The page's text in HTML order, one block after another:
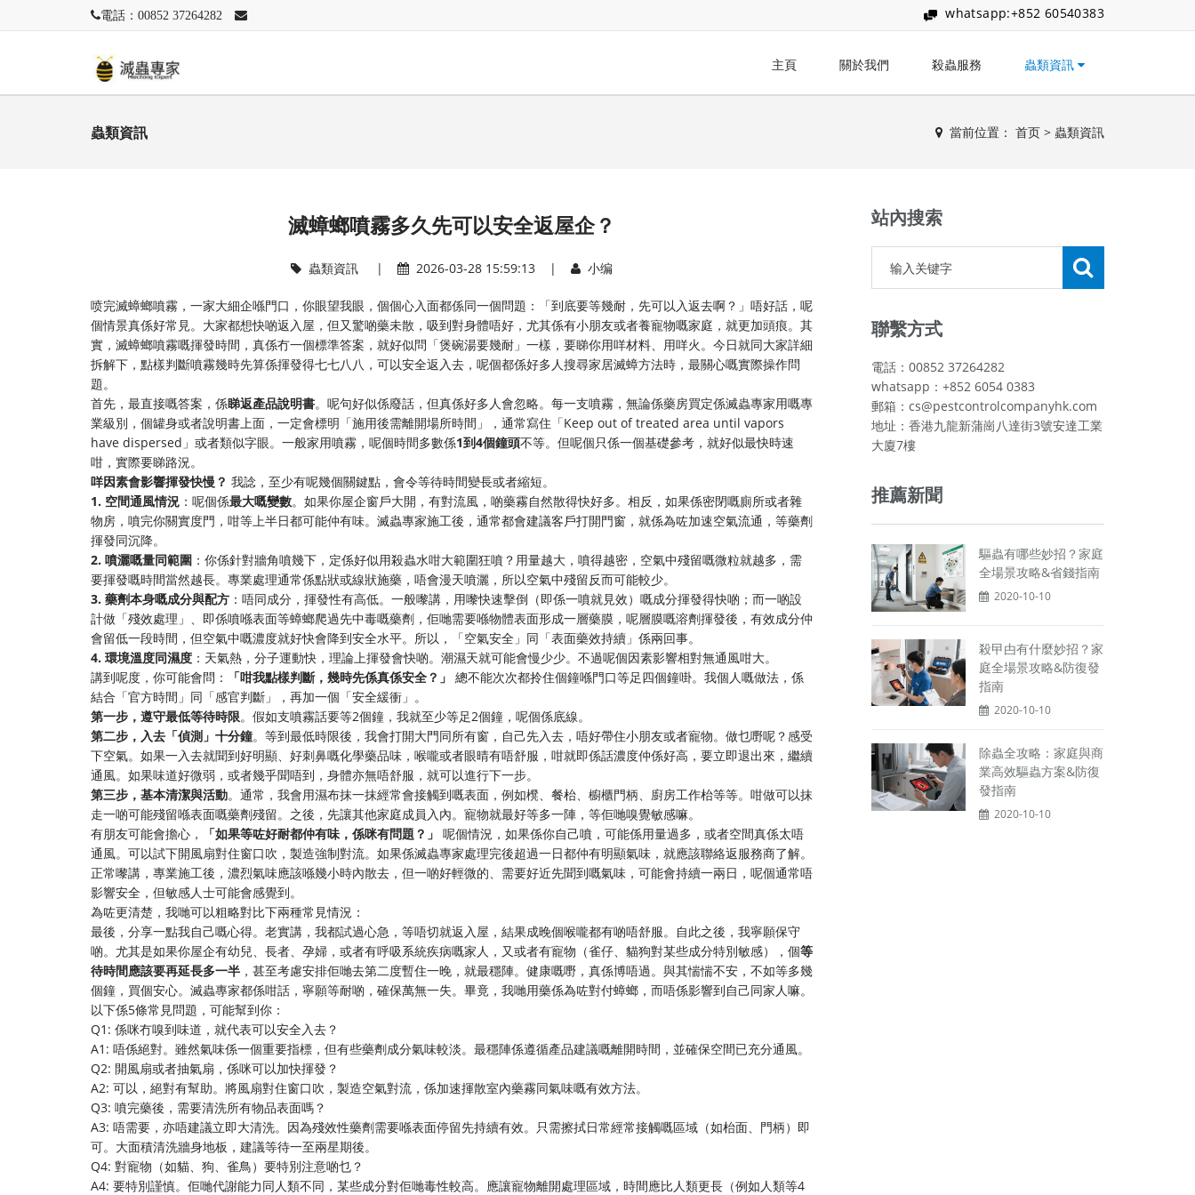
電話：00852 37264282 whatsapp:+852 60540383
主頁 關於我們 殺蟲服務 蟲類資訊
蟲類資訊 當前位置： 首页 > 蟲類資訊
滅蟑螂噴霧多久先可以安全返屋企？
蟲類資訊 | 2026-03-28 15:59:13 | 小编
喷完滅蟑螂噴霧，一家大細企喺門口，你眼望我眼，個個心入面都係同一個問題：「到底要等幾耐，先可以入返去啊？」唔好話，呢
個情景真係好常見。大家都想快啲返入屋，但又驚啲藥未散，吸到對身體唔好，尤其係有小朋友或者養寵物嘅家庭，就更加頭痕。其
實，滅蟑螂噴霧嘅揮發時間，真係冇一個標準答案，就好似問「煲碗湯要幾耐」一樣，要睇你用咩材料、用咩火。今日就同大家詳細
拆解下，點樣判斷噴霧幾時先算係揮發得七七八八，可以安全返入去，呢個都係好多人搜尋家居滅蟑方法時，最關心嘅實際操作問
題。
首先，最直接嘅答案，係睇返產品說明書。呢句好似係廢話，但真係好多人會忽略。每一支噴霧，無論係藥房買定係滅蟲專家用嘅專
業級別，個罐身或者說明書上面，一定會標明「施用後需離開場所時間」，通常寫住「Keep out of treated area until vapors
have dispersed」或者類似字眼。一般家用噴霧，呢個時間多數係1到4個鐘頭不等。但呢個只係一個基礎參考，就好似最快時速
咁，實際要睇路況。
咩因素會影響揮發快慢？ 我諗，至少有呢幾個關鍵點，會令等待時間變長或者縮短。
1. 空間通風情況 ：呢個係最大嘅變數。如果你屋企窗戶大開，有對流風，啲藥霧自然散得快好多。相反，如果係密閉嘅廁所或者雜
物房，噴完你關實度門，咁等上半日都可能仲有味。滅蟲專家施工後，通常都會建議客戶打開門窗，就係為咗加速空氣流通，等藥劑
揮發同沉降。
2. 噴灑嘅量同範圍 ：你係針對牆角噴幾下，定係好似用殺蟲水咁大範圍狂噴？用量越大，噴得越密，空氣中殘留嘅微粒就越多，需
要揮發嘅時間當然越長。專業處理通常係點狀或線狀施藥，唔會漫天噴灑，所以空氣中殘留反而可能較少。
3. 藥劑本身嘅成分與配方 ：唔同成分，揮發性有高低。一般嚟講，用嚟快速擊倒（即係一噴就見效）嘅成分揮發得快啲；而一啲設
計做「殘效處理」、即係噴喺表面等蟑螂爬過先中毒嘅藥劑，佢哋需要喺物體表面形成一層藥膜，呢層膜嘅溶劑揮發後，有效成分仲
會留低一段時間，但空氣中嘅濃度就好快會降到安全水平。所以，「空氣安全」同「表面藥效持續」係兩回事。
4. 環境溫度同濕度 ：天氣熱，分子運動快，理論上揮發會快啲。潮濕天就可能會慢少少。不過呢個因素影響相對無通風咁大。
講到呢度，你可能會問：
「咁我點樣判斷，幾時先係真係安全？」 總不能次次都拎住個鐘喺門口等足四個鐘啩。我個人嘅做法，係
結合「官方時間」同「感官判斷」，再加一個「安全緩衝」。
第一步，遵守最低等待時限。假如支噴霧話要等2個鐘，我就至少等足2個鐘，呢個係底線。
第二步，入去「偵測」十分鐘。等到最低時限後，我會打開大門同所有窗，自己先入去，唔好帶住小朋友或者寵物。做乜嘢呢？感受
下空氣。如果一入去就聞到好明顯、好刺鼻嘅化學藥品味，喉嚨或者眼晴有唔舒服，咁就即係話濃度仲係好高，要立即退出來，繼續
通風。如果味道好微弱，或者幾乎聞唔到，身體亦無唔舒服，就可以進行下一步。
第三步，基本清潔與活動。通常，我會用濕布抹一抹經常會接觸到嘅表面，例如櫈、餐枱、櫥櫃門柄、廚房工作枱等等。咁做可以抹
走一啲可能殘留喺表面嘅藥劑殘留。之後，先讓其他家庭成員入內。寵物就最好等多一陣，等佢哋嗅覺敏感嘛。
有朋友可能會擔心，
「如果等咗好耐都仲有味，係咪有問題？」 呢個情況，如果係你自己噴，可能係用量過多，或者空間真係太唔
通風。可以試下開風扇對住窗口吹，製造強制對流。如果係滅蟲專家處理完後超過一日都仲有明顯氣味，就應該聯絡返服務商了解。
正常嚟講，專業施工後，濃烈氣味應該喺幾小時內散去，但一啲好輕微的、需要好近先聞到嘅氣味，可能會持續一兩日，呢個通常唔
影響安全，但敏感人士可能會感覺到。
為咗更清楚，我哋可以粗略對比下兩種常見情況：
最後，分享一點我自己嘅心得。老實講，我都試過心急，等唔切就返入屋，結果成晚個喉嚨都有啲唔舒服。自此之後，我寧願保守
啲。尤其是如果你屋企有幼兒、長者、孕婦，或者有呼吸系統疾病嘅家人，又或者有寵物（雀仔、貓狗對某些成分特別敏感），個等
待時間應該要再延長多一半 ，甚至考慮安排佢哋去第二度暫住一晚，就最穩陣。健康嘅嘢，真係博唔過。與其惴惴不安，不如等多幾
個鐘，買個安心。滅蟲專家都係咁話，寧願等耐啲，確保萬無一失。畢竟，我哋用藥係為咗對付蟑螂，而唔係影響到自己同家人嘛。
以下係5條常見問題，可能幫到你：
Q1: 係咪冇嗅到味道，就代表可以安全入去？
A1: 唔係絕對。雖然氣味係一個重要指標，但有些藥劑成分氣味較淡。最穩陣係遵循產品建議嘅離開時間，並確保空間已充分通風。
Q2: 開風扇或者抽氣扇，係咪可以加快揮發？
A2: 可以，絕對有幫助。將風扇對住窗口吹，製造空氣對流，係加速揮散室內藥霧同氣味嘅有效方法。
Q3: 噴完藥後，需要清洗所有物品表面嗎？
A3: 唔需要，亦唔建議立即大清洗。因為殘效性藥劑需要喺表面停留先持續有效。只需擦拭日常經常接觸嘅區域（如枱面、門柄）即
可。大面積清洗牆身地板，建議等待一至兩星期後。
Q4: 對寵物（如貓、狗、雀鳥）要特別注意啲乜？
A4: 要特別謹慎。佢哋代謝能力同人類不同，某些成分對佢哋毒性較高。應讓寵物離開處理區域，時間應比人類更長（例如人類等4
站內搜索
聯繫方式
電話：00852 37264282
whatsapp：+852 6054 0383
郵箱：cs@pestcontrolcompanyhk.com
地址：香港九龍新蒲崗八達街3號安達工業
大廈7樓
推薦新聞
驅蟲有哪些妙招？家庭
全場景攻略&省錢指南
2020-10-10
殺曱甴有什麼妙招？家
庭全場景攻略&防復發
指南
2020-10-10
除蟲全攻略：家庭與商
業高效驅蟲方案&防復
發指南
2020-10-10